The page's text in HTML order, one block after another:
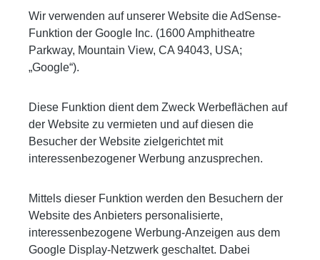
Wir verwenden auf unserer Website die AdSense-
Funktion der Google Inc. (1600 Amphitheatre
Parkway, Mountain View, CA 94043, USA;
„Google“).
Diese Funktion dient dem Zweck Werbeflächen auf
der Website zu vermieten und auf diesen die
Besucher der Website zielgerichtet mit
interessenbezogener Werbung anzusprechen.
Mittels dieser Funktion werden den Besuchern der
Website des Anbieters personalisierte,
interessenbezogene Werbung-Anzeigen aus dem
Google Display-Netzwerk geschaltet. Dabei